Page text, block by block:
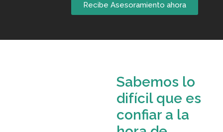
Recibe Asesoramiento ahora
Sabemos lo
difícil que es
confiar a la